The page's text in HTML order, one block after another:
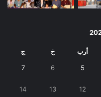
أرب خ ج
5
6
7
12
13
14